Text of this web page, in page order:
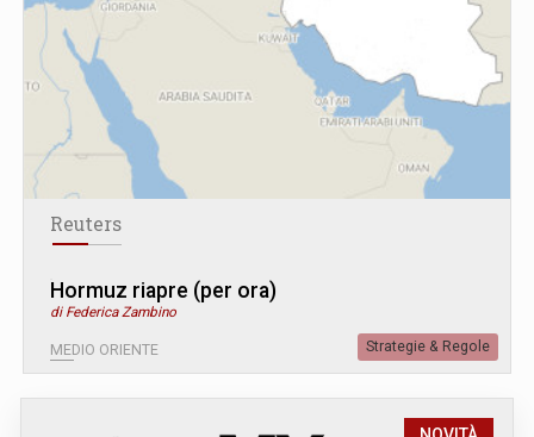
Reuters
Hormuz riapre (per ora)
di Federica Zambino
MEDIO ORIENTE Strategie & Regole